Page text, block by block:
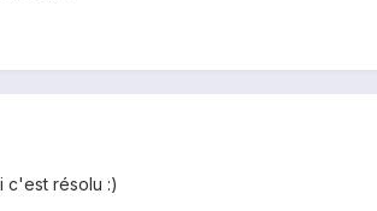
c'est résolu :)